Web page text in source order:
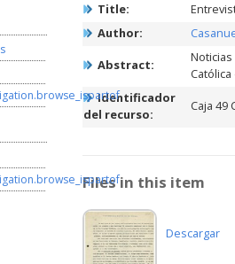
Title:
Author:
Abstract:
Identificador
del recurso:
Caja 49
Files in this item
Descargar